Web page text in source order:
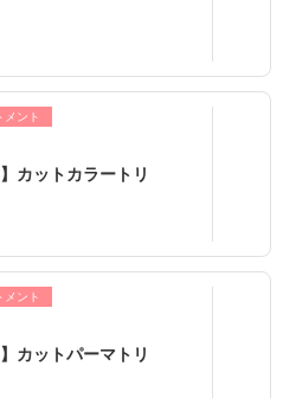
メント
カットカラートリ
メント
カットパーマトリ